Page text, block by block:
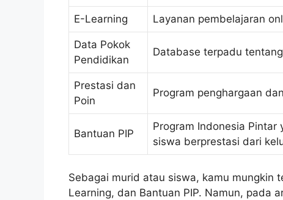
E-Learning Layanan pembelajaran
Data Pokok
Pendidikan
Database terpadu
Prestasi dan
Poin
Program penghargaan
Bantuan PIP
Program Indonesia
siswa berprestasi dari
Sebagai murid atau siswa, kamu mungkin
Learning, dan Bantuan PIP. Namun, pada